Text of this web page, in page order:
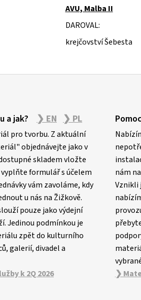
AVU, Malba II
DAROVAL:
krejčovství Šebesta
a jak? ❯ EN ❯ PL
pro tvorbu. Z aktuální
objednávejte jako v
skladem vložte
formulář s účelem
vám zavoláme, kdy
u nás na Žižkově.
pouze jako výdejní
Jedinou podmínkou je
zpět do kulturního
galerií, divadel a
k 2Q 2026
nám
Vznikli
❯